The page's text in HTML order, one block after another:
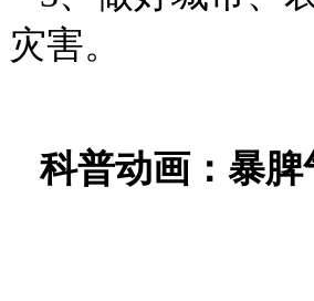
灾害。
科普动画：暴